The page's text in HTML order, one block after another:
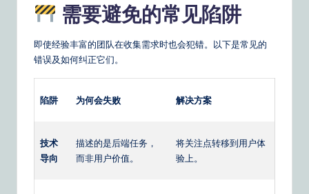
需要避免的常见陷阱
即使经验丰富的团队在收集需求时也会犯错。以下是常见的
错误及如何纠正它们。
陷阱 为何会失败 解决方案
技术
导向
描述的是后端任务，
而非用户价值。
将关注点转移到用户体
验上。